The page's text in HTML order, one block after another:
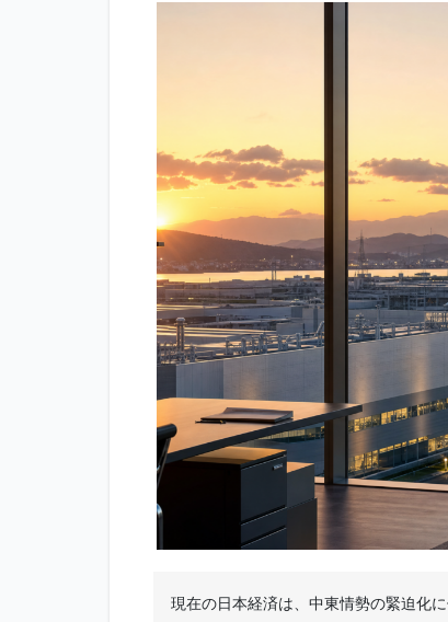
現在の日本経済は、中東情勢の緊迫化